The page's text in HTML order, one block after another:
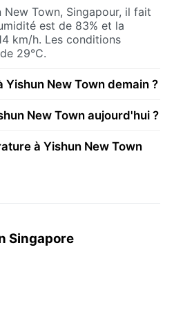
New Town, Singapour, il fait
est de 83% et la
km/h. Les conditions
29°C.
Yishun New Town demain ?
New Town aujourd'hui ?
à Yishun New Town
Singapore